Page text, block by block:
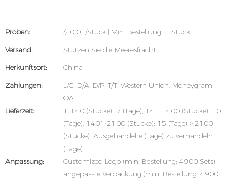
Proben:
$ 0,01/Stück | Min. Bestellung: 1 Stück
Versand:
Stützen Sie die Meeresfracht
Herkunftsort:
China
Zahlungen:
L/C, D/A, D/P, T/T, Western Union, Moneygram,
OA
Lieferzeit:
1-140 (Stücke): 7 (Tage), 141-1400 (Stücke): 10
(Tage), 1401-2100 (Stücke): 15 (Tage),> 2100
(Stücke): Ausgehandelte (Tage) zu verhandeln
(Tage)
Anpassung:
Customized Logo (min. Bestellung: 4900 Sets),
angepasste Verpackung (min. Bestellung: 4900